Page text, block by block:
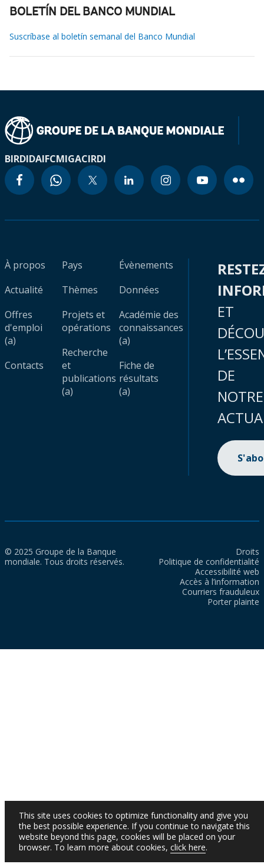
BOLETÍN DEL BANCO MUNDIAL
Suscríbase al boletín semanal del Banco Mundial
BIRDIDAIFCMIGACIRDI
À propos
Actualité
Offres
d'emploi
(a)
Contacts
Pays
Thèmes
Projets et
opérations
Recherche
et
publications
(a)
Évènements
Données
Académie des
connaissances
(a)
Fiche de
résultats
(a)
ET
DE
NOTRE
© 2025 Groupe de la Banque
mondiale. Tous droits réservés.
Droits
Politique de confidentialité
Accessibilité web
Accès à l’information
Courriers frauduleux
Porter plainte
This site uses cookies to optimize functionality and give you
the best possible experience. If you continue to navigate this
website beyond this page, cookies will be placed on your
browser. To learn more about cookies, click here.